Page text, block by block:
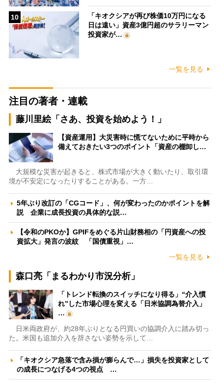
10
「キオクシアが再び株価10万円になる
日は遠い」資産3億円超のサラリーマン
投資家が…
一覧を見る
注目の著者・連載
藤川里絵「さあ、投資を始めよう！」
【資産運用】大災害時に慌てないために平時から
備えておきたい3つのポイント「資産の棚卸し…
大規模な災害が起きると、株式市場が大きく動いたり、取引環
境が不安定になったりすることがある。一方…
5年ぶり改訂の「CGコード」、何が変わったのかポイントを解
説 企業に成長投資の具体的な説…
【令和のPKOか】GPIFをめぐる片山財務相の「円資産への投
資拡大」発言の波紋 「国債重視」…
一覧を見る
森口亮「まるわかり市況分析」
「トレンド転換のスイッチになり得る」“介入慣
れ”した市場心理を変える「日米協調為替介入」
…
日米両政府が、約28年ぶりとなる円買いの協調介入に踏み切っ
た。米国も追加介入を辞さない姿勢を示して…
「キオクシア急落で含み損が膨らんで…」損失を投資家として
の成長につなげる4つの視点 …